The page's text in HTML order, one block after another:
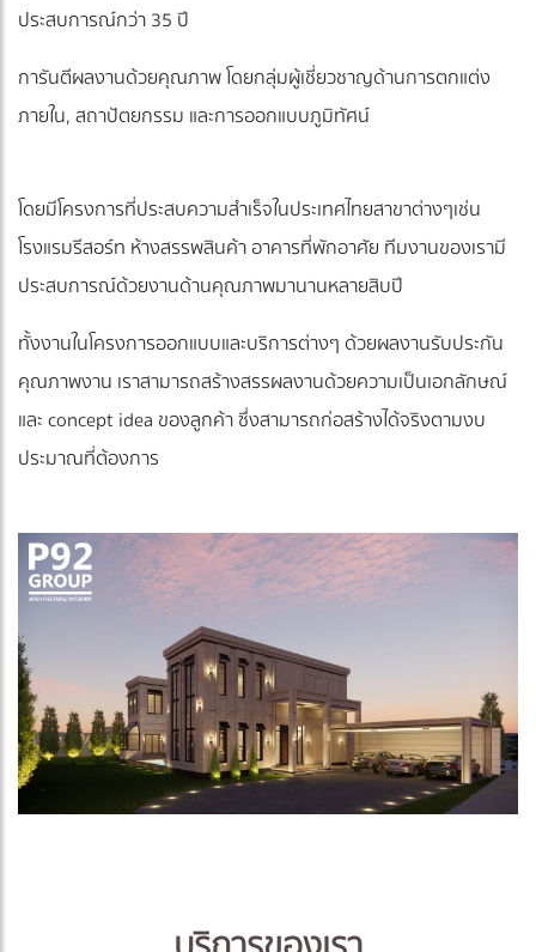
ประสบการณ์กว่า 35 ปี
การันตีผลงานด้วยคุณภาพ โดยกลุ่มผู้เชี่ยวชาญด้านการตกแต่ง
ภายใน, สถาปัตยกรรม และการออกแบบภูมิทัศน์
โดยมีโครงการที่ประสบความสำเร็จในประเทศไทยสาขาต่างๆเช่น
โรงแรมรีสอร์ท ห้างสรรพสินค้า อาคารที่พักอาศัย ทีมงานของเรามี
ประสบการณ์ด้วยงานด้านคุณภาพมานานหลายสิบปี
ทั้งงานในโครงการออกแบบและบริการต่างๆ ด้วยผลงานรับประกัน
คุณภาพงาน เราสามารถสร้างสรรผลงานด้วยความเป็นเอกลักษณ์
และ concept idea ของลูกค้า ซึ่งสามารถก่อสร้างได้จริงตามงบ
ประมาณที่ต้องการ